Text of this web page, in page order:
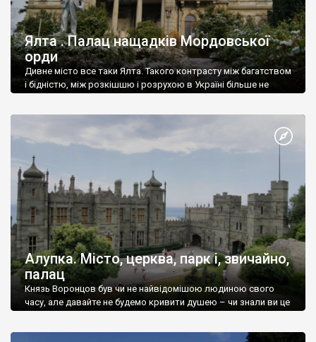
Ялта . Палац нащадків Мордовської
орди
Дивне місто все таки Ялта. Такого контрасту між багатством
і бідністю, між розкішшю і розрухою в Україні більше не
Алупка. Місто, церква, парк і, звичайно,
палац
Князь Воронцов був чи не найвідомішою людиною свого
часу, але давайте не будемо кривити душею – чи знали ви це